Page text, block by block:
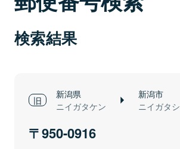
検索結果
新潟県
ニイガタケン
新潟市
ニイガタシ
950-0916